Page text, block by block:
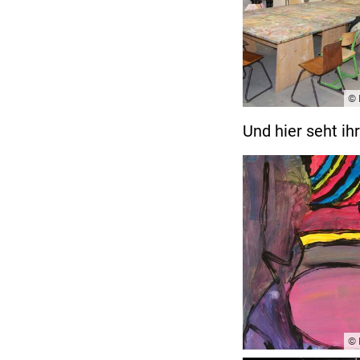
©
Und hier seht
©